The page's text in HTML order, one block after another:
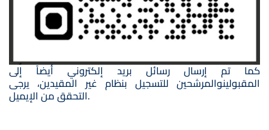
كما تم إرسال رسائل بريد إلكتروني أيضاً إلى
المقبولينوالمرشحين للتسجيل بنظام غير المقيدين، يرجى
التحقق من الإيميل.